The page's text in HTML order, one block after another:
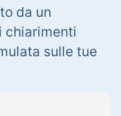
da un
chiarimenti
sulle tue